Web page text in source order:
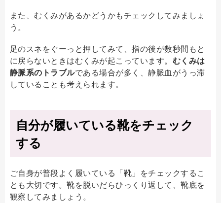
また、むくみがあるかどうかもチェックしてみましょ
う。
足のスネをぐーっと押してみて、指の後が数秒間もと
に戻らないときはむくみが起こっています。 むくみは
静脈系のトラブルである場合が多く、静脈血がうっ滞
していることも考えられます。
自分が履いている靴をチェック
する
ご自身が普段よく履いている「靴」をチェックするこ
とも大切です。靴を脱いだらひっくり返して、靴底を
観察してみましょう。